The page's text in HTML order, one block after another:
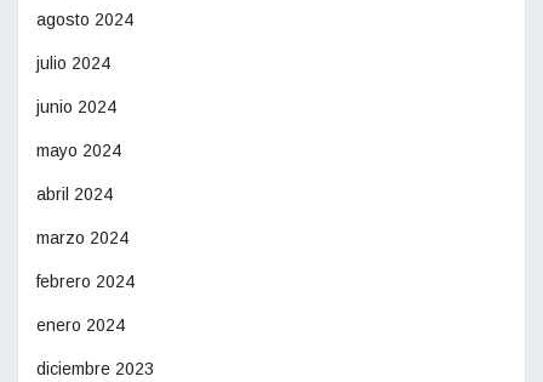
agosto 2024
julio 2024
junio 2024
mayo 2024
abril 2024
marzo 2024
febrero 2024
enero 2024
diciembre 2023